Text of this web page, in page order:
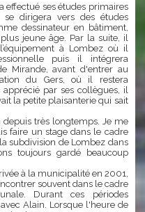
effectué ses études primaires
dirigera vers des études
dessinateur en bâtiment,
jeune âge. Par la suite, il
à Lombez où il
puis il intégrera
Mirande, avant d'entrer au
du Gers, où il restera
par ses collègues, il
la petite plaisanterie qui sait
depuis très longtemps. Je me
faire un stage dans le cadre
subdivision de Lombez dans
toujours gardé beaucoup
à la municipalité en 2001,
souvent dans le cadre
Durant ces périodes
Alain. Lorsque l'heure de